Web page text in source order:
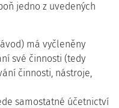
jedno z uvedených
má vyčleněny
své činnosti (tedy
činnosti, nástroje,
samostatné účetnictví